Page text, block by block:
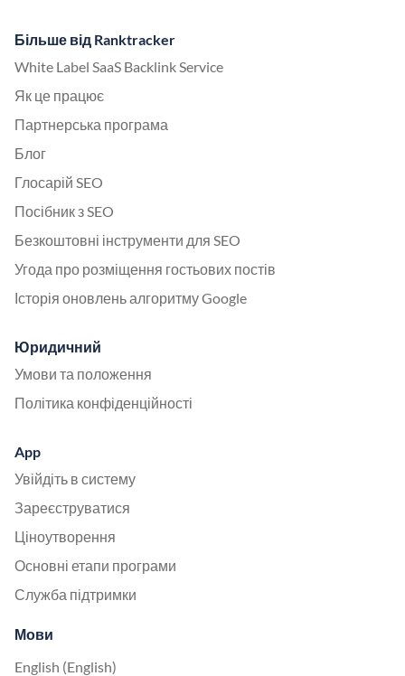
Більше від Ranktracker
White Label SaaS Backlink Service
Як це працює
Партнерська програма
Блог
Глосарій SEO
Посібник з SEO
Безкоштовні інструменти для SEO
Угода про розміщення гостьових постів
Історія оновлень алгоритму Google
Юридичний
Умови та положення
Політика конфіденційності
App
Увійдіть в систему
Зареєструватися
Ціноутворення
Основні етапи програми
Служба підтримки
Мови
English (English)